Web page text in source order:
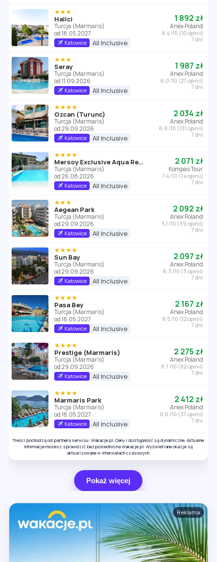
★★★
Halici
Turcja (Marmaris)
od 18.05.2027
Katowice All Inclusive
1 892 zł
Anex Poland
8.4 /10 (10 opinii)
7 dni
★★★
Seray
Turcja (Marmaris)
od 11.09.2026
Katowice All Inclusive
1 987 zł
Anex Poland
6.0 /10 (27 opinii)
7 dni
★★★★
Ozcan (Turunc)
Turcja (Marmaris)
od 29.09.2026
Katowice All Inclusive
2 034 zł
Anex Poland
6.8 /10 (131 opinii)
7 dni
★★★★
Mersoy Exclusive Aqua Resort
Turcja (Marmaris)
od 26.08.2026
Katowice All Inclusive
2 071 zł
Kompas Tour
7.4 /10 (74 opinii)
7 dni
★★★
Aegean Park
Turcja (Marmaris)
od 29.09.2026
Katowice All Inclusive
2 092 zł
Anex Poland
5.1 /10 (39 opinii)
7 dni
★★★★
Sun Bay
Turcja (Marmaris)
od 29.09.2026
Katowice All Inclusive
2 097 zł
Anex Poland
6.3 /10 (3 opinii)
7 dni
★★★★
Pasa Bey
Turcja (Marmaris)
od 18.05.2027
Katowice All Inclusive
2 167 zł
Anex Poland
8.5 /10 (12 opinii)
7 dni
★★★★
Prestige (Marmaris)
Turcja (Marmaris)
od 29.09.2026
Katowice All Inclusive
2 275 zł
Anex Poland
8.7 /10 (82 opinii)
7 dni
★★★★
Marmaris Park
Turcja (Marmaris)
od 18.05.2027
Katowice All Inclusive
2 412 zł
Anex Poland
8.6 /10 (37 opinii)
7 dni
Treści pochodzą od partnera serwisu: Wakacje.pl. Ceny i dostępność są dynamiczne. Aktualne
informacje możesz sprawdzić bezpośrednio na Wakacje.pl. Wyświetlane okazje są
aktualizowane w interwałach czasowych.
Pokaż więcej
Reklama